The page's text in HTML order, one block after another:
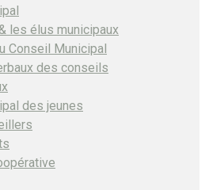
les élus municipaux
Conseil Municipal
des conseils
des jeunes